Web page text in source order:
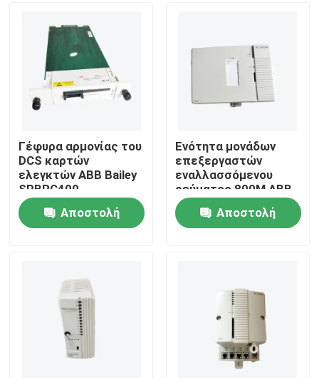
Προϊόντα
Γέφυρα αρμονίας του
DCS καρτών
ελεγκτών ABB Bailey
SPBRC400
Αποστολή
Ενότητα μονάδων
επεξεργαστών
εναλλασσόμενου
ρεύματος 800M ABB
PM891K01
3BSE053241R1
Αποστολή